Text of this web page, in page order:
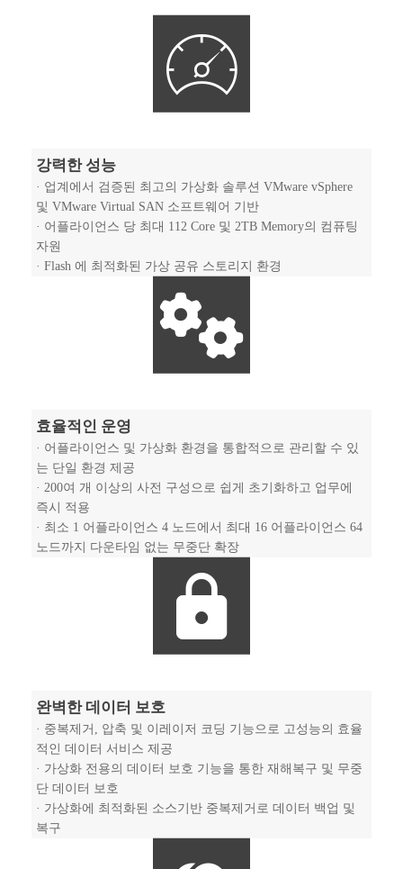
강력한 성능
· 업계에서 검증된 최고의 가상화 솔루션 VMware vSphere
및 VMware Virtual SAN 소프트웨어 기반
· 어플라이언스 당 최대 112 Core 및 2TB Memory의 컴퓨팅
자원
· Flash 에 최적화된 가상 공유 스토리지 환경
효율적인 운영
· 어플라이언스 및 가상화 환경을 통합적으로 관리할 수 있
는 단일 환경 제공
· 200여 개 이상의 사전 구성으로 쉽게 초기화하고 업무에
즉시 적용
· 최소 1 어플라이언스 4 노드에서 최대 16 어플라이언스 64
노드까지 다운타임 없는 무중단 확장
완벽한 데이터 보호
· 중복제거, 압축 및 이레이저 코딩 기능으로 고성능의 효율
적인 데이터 서비스 제공
· 가상화 전용의 데이터 보호 기능을 통한 재해복구 및 무중
단 데이터 보호
· 가상화에 최적화된 소스기반 중복제거로 데이터 백업 및
복구